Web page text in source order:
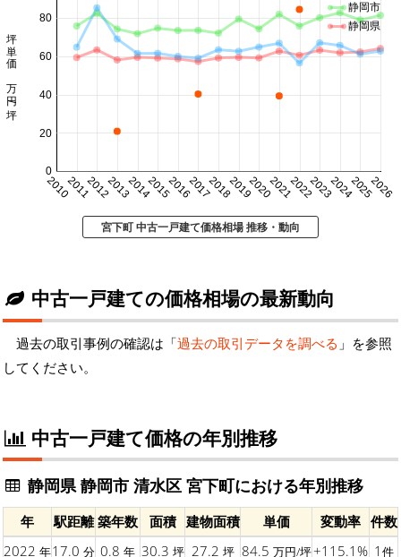
20102011201220132014201520162017201820192020202120222023202420252026
0
20
40
60
80
坪単価 万円/坪
静岡市
静岡県
宮下町 中古一戸建て価格相場 推移・動向
中古一戸建ての価格相場の最新動向
過去の取引事例の確認は「過去の取引データを調べる 」を参照
してください。
中古一戸建て価格の年別推移
静岡県 静岡市 清水区 宮下町における年別推移
年 駅距離 築年数 面積 建物面積 単価 変動率 件数
2022 年17.0 分 0.8 年 30.3 坪 27.2 坪 84.5 万円/坪+115.1% 1 件